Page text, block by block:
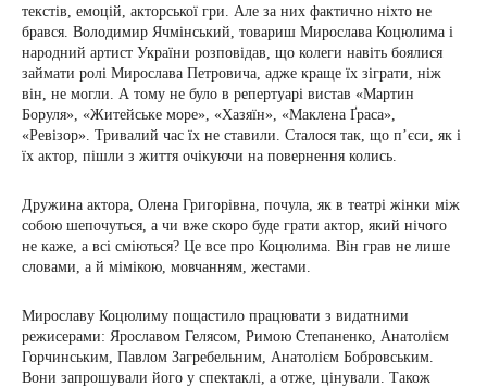
текстів, емоцій, акторської гри. Але за них фактично ніхто не
брався. Володимир Ячмінський, товариш Мирослава Коцюлима і
народний артист України розповідав, що колеги навіть боялися
займати ролі Мирослава Петровича, адже краще їх зіграти, ніж
він, не могли. А тому не було в репертуарі вистав «Мартин
Боруля», «Житейське море», «Хазяїн», «Маклена Ґраса»,
«Ревізор». Тривалий час їх не ставили. Сталося так, що п’єси, як і
їх актор, пішли з життя очікуючи на повернення колись.
Дружина актора, Олена Григорівна, почула, як в театрі жінки між
собою шепочуться, а чи вже скоро буде грати актор, який нічого
не каже, а всі сміються? Це все про Коцюлима. Він грав не лише
словами, а й мімікою, мовчанням, жестами.
Мирославу Коцюлиму пощастило працювати з видатними
режисерами: Ярославом Гелясом, Римою Степаненко, Анатолієм
Горчинським, Павлом Загребельним, Анатолієм Бобровським.
Вони запрошували його у спектаклі, а отже, цінували. Також